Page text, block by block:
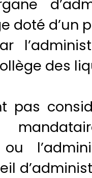
doté d’un
des
pas